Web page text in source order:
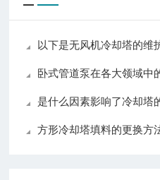
以下是无风机冷却塔的维
卧式管道泵在各大领域中
是什么因素影响了冷却塔
方形冷却塔填料的更换方